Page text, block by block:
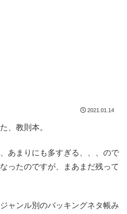
2021.01.14
、教則本。
あまりにも多すぎる、、、ので
ったのですが、まあまだ残って
ャンル別のバッキングネタ帳み